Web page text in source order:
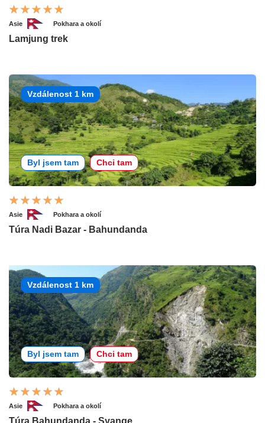
Asie Pokhara a okolí
Lamjung trek
Vzdálenost 1 km
Byl jsem tam Chci tam
Asie Pokhara a okolí
Túra Nadi Bazar - Bahundanda
Vzdálenost 1 km
Byl jsem tam Chci tam
Asie Pokhara a okolí
Túra Bahundanda - Syange